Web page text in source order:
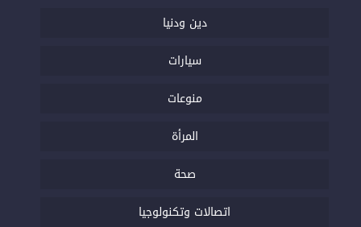
دين ودنيا
سيارات
منوعات
المرأة
صحة
اتصالات وتكنولوجيا